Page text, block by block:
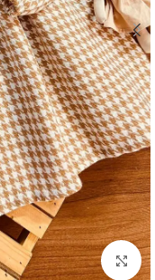
بزرگنمایی تصویر